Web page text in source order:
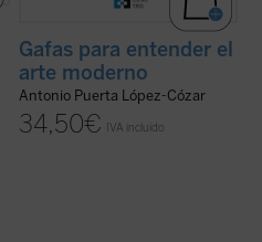
Gafas para entender el
arte moderno
Antonio Puerta López-Cózar
34,50€ IVA incluido